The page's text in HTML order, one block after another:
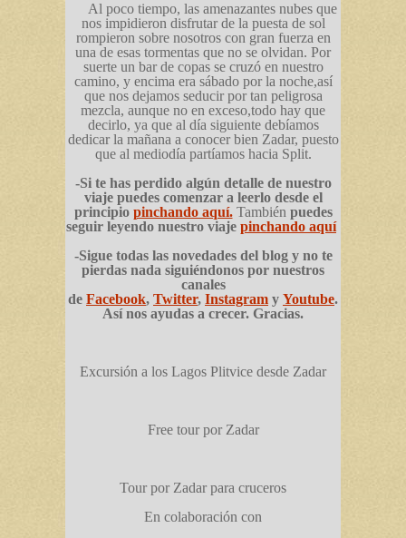
Al poco tiempo, las amenazantes nubes que
nos impidieron disfrutar de la puesta de sol
rompieron sobre nosotros con gran fuerza en
una de esas tormentas que no se olvidan. Por
suerte un bar de copas se cruzó en nuestro
camino, y encima era sábado por la noche,así
que nos dejamos seducir por tan peligrosa
mezcla, aunque no en exceso,todo hay que
decirlo, ya que al día siguiente debíamos
dedicar la mañana a conocer bien Zadar, puesto
que al mediodía partíamos hacia Split.
-Si te has perdido algún detalle de nuestro
viaje puedes comenzar a leerlo desde el
principio pinchando aquí. También puedes
seguir leyendo nuestro viaje pinchando aquí
-Sigue todas las novedades del blog y no te
pierdas nada siguiéndonos por nuestros
canales
de Facebook, Twitter, Instagram y Youtube.
Así nos ayudas a crecer. Gracias.
Excursión a los Lagos Plitvice desde Zadar
Free tour por Zadar
Tour por Zadar para cruceros
En colaboración con